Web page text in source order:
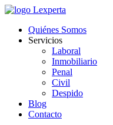
Quiénes Somos
Servicios
Laboral
Inmobiliario
Penal
Civil
Despido
Blog
Contacto